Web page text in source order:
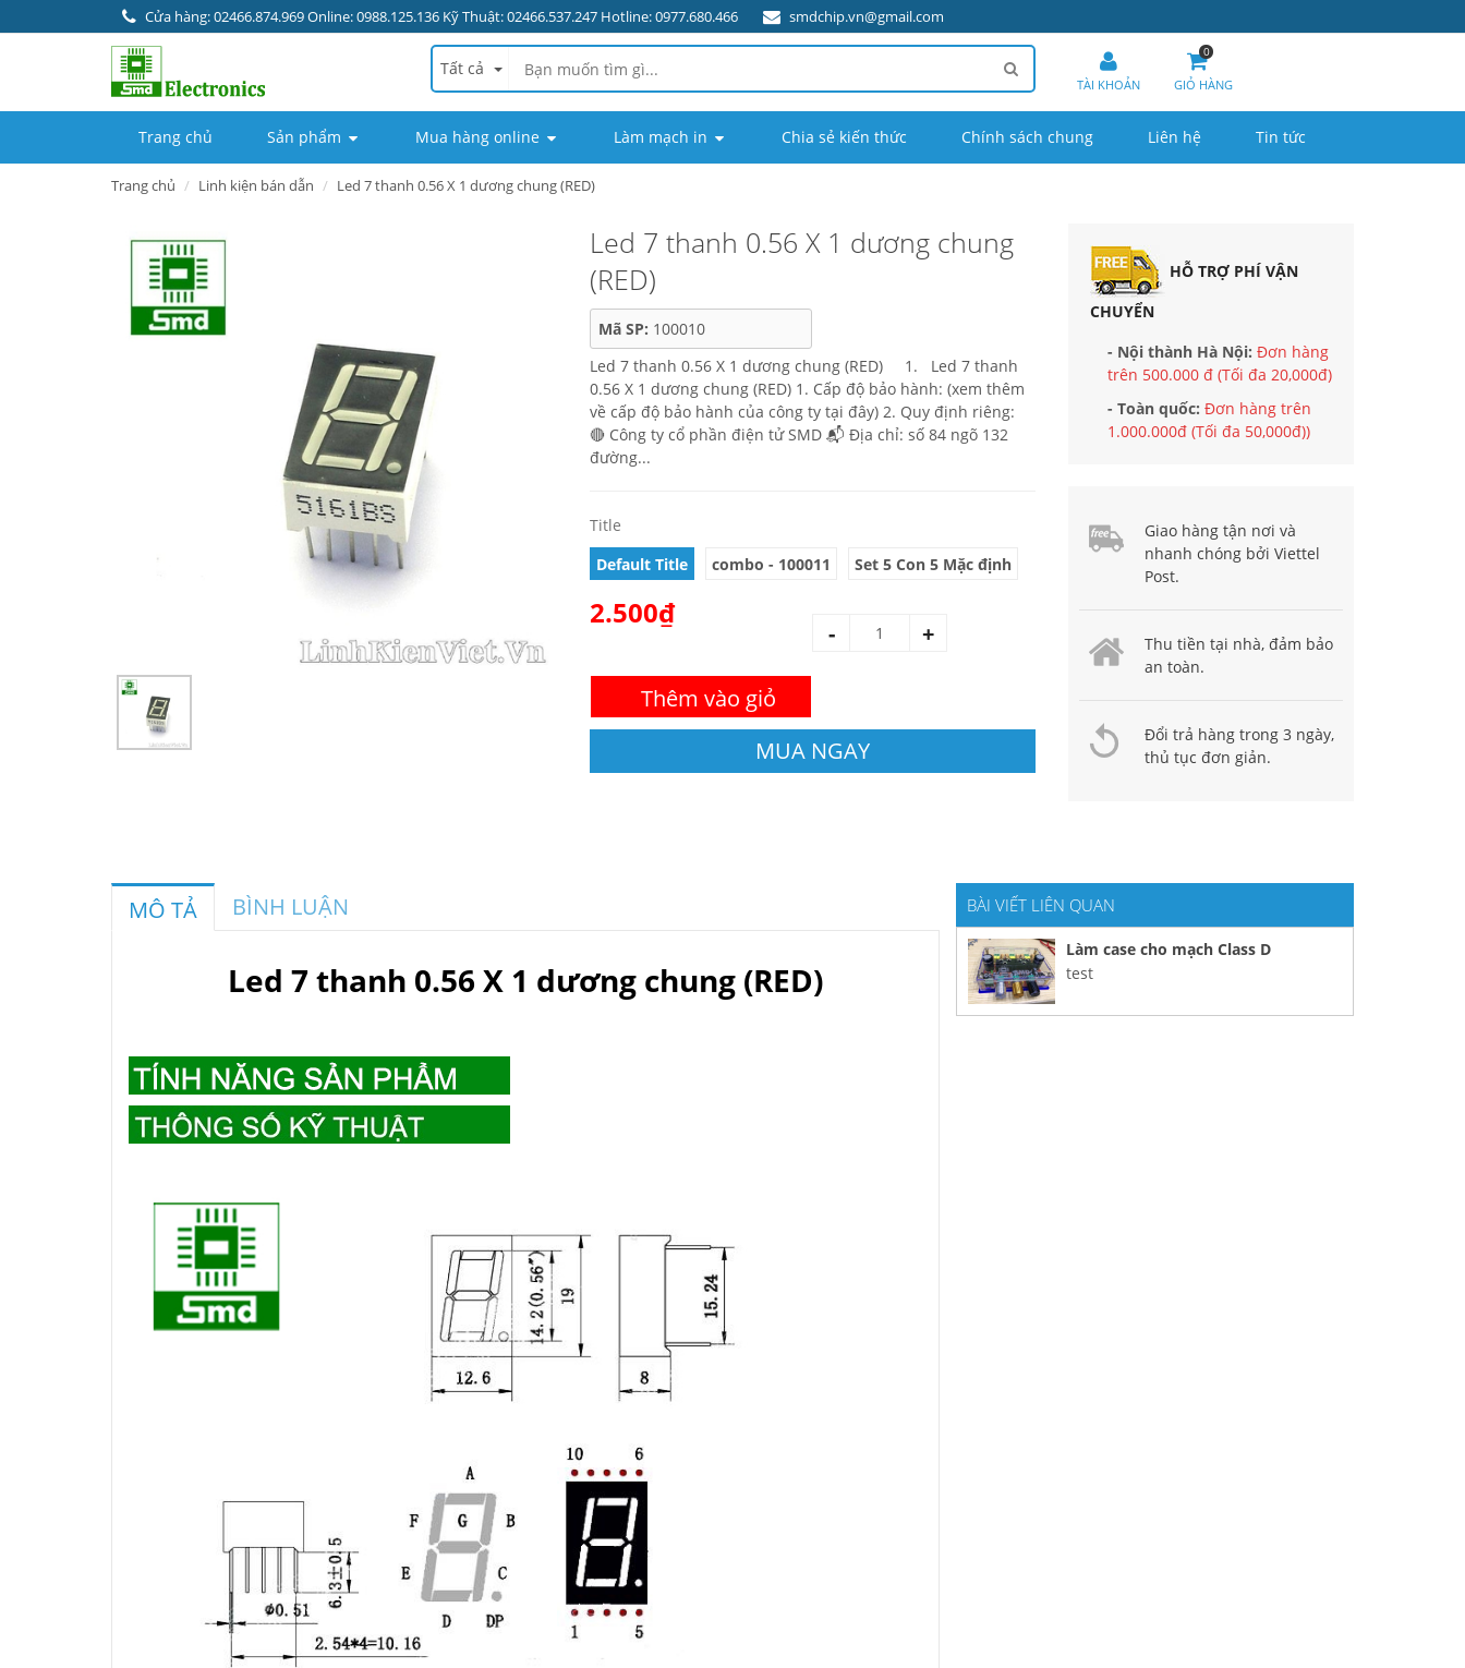
Cửa hàng: 02466.874.969 Online: 0988.125.136 Kỹ Thuật: 02466.537.247 Hotline: 0977.680.466 smdchip.vn@gmail.com
Tất cả
TÀI KHOẢN
0
GIỎ HÀNG
Trang chủ Sản phẩm Mua hàng online Làm mạch in Chia sẻ kiến thức Chính sách chung Liên hệ Tin tức
Trang chủ Linh kiện bán dẫn Led 7 thanh 0.56 X 1 dương chung (RED)
Led 7 thanh 0.56 X 1 dương chung
(RED)
Mã SP: 100010
Led 7 thanh 0.56 X 1 dương chung (RED) 1. Led 7 thanh
0.56 X 1 dương chung (RED) 1. Cấp độ bảo hành: (xem thêm
về cấp độ bảo hành của công ty tại đây) 2. Quy định riêng:
🔴 Công ty cổ phần điện tử SMD 📬 Địa chỉ: số 84 ngõ 132
đường...
Title
Default Title
combo - 100011 Set 5 Con 5 Mặc định
2.500₫
- +
Thêm vào giỏ
MUA NGAY
HỖ TRỢ PHÍ VẬN
CHUYỂN
- Nội thành Hà Nội: Đơn hàng
trên 500.000 đ (Tối đa 20,000đ)
- Toàn quốc: Đơn hàng trên
1.000.000đ (Tối đa 50,000đ))
Giao hàng tận nơi và
nhanh chóng bởi Viettel
Post.
Thu tiền tại nhà, đảm bảo
an toàn.
Đổi trả hàng trong 3 ngày,
thủ tục đơn giản.
MÔ TẢ BÌNH LUẬN
Led 7 thanh 0.56 X 1 dương chung (RED)
BÀI VIẾT LIÊN QUAN
Làm case cho mạch Class D
test